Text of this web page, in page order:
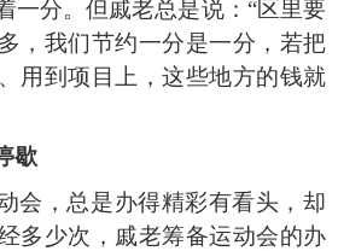
一分。但戚老总是说： “区里要
，我们节约一分是一分，若把
用到项目上，这些地方的钱就
歇
会，总是办得精彩有看头，却
多少次，戚老筹备运动会的办